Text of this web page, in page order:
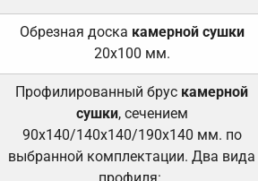
Обрезная доска камерной сушки
20х100 мм.
Профилированный брус камерной
сушки, сечением
90х140/140х140/190х140 мм. по
выбранной комплектации. Два вида
профиля: